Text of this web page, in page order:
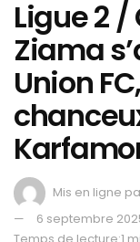
Ligue 2 /
Ziama
Union
Mis en ligne
6 septembre